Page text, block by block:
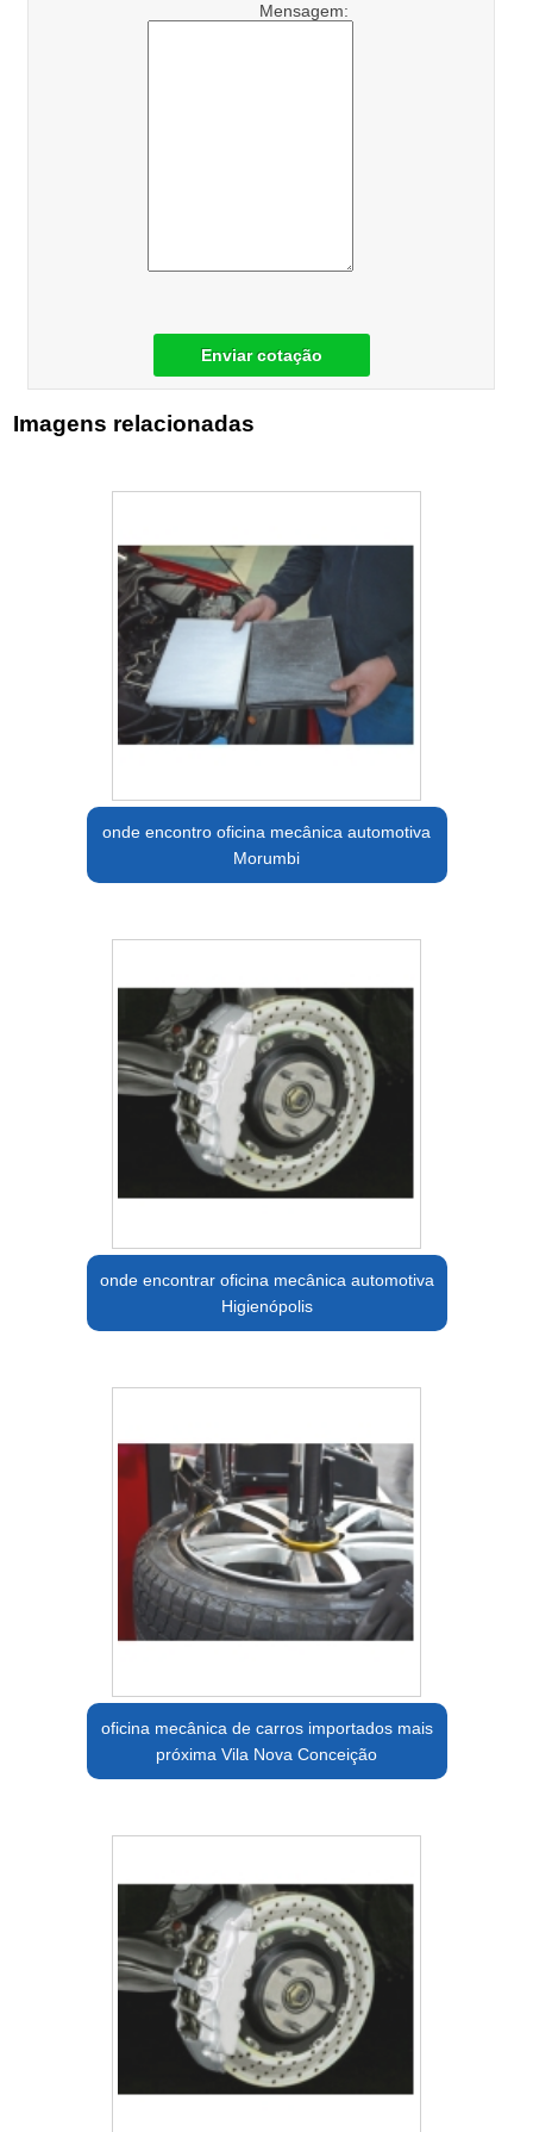
Mensagem:
Enviar cotação
Imagens relacionadas
onde encontro oficina mecânica automotiva
Morumbi
onde encontrar oficina mecânica automotiva
Higienópolis
oficina mecânica de carros importados mais
próxima Vila Nova Conceição